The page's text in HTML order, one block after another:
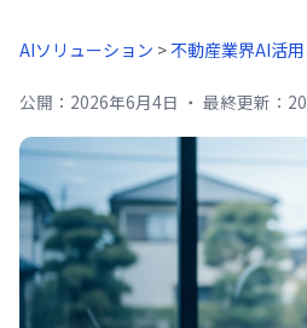
AIソリューション >不動産業界AI活
公開： 2026年6月4日 ・ 最終更新：